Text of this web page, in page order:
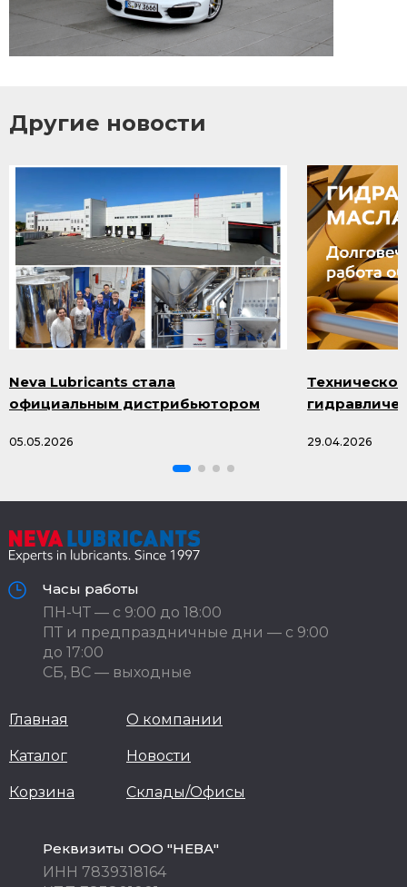
Другие новости
Neva Lubricants стала
официальным дистрибьютором
05.05.2026 29.04.2026
Часы работы
ПН-ЧТ — с 9:00 до 18:00
ПТ и предпраздничные дни — с 9:00
до 17:00
СБ, ВС — выходные
Главная
Каталог
Корзина
О компании
Новости
Склады/Офисы
Реквизиты ООО "НЕВА"
ИНН 7839318164